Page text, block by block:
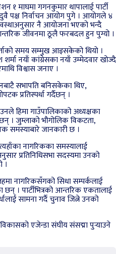
माघमा गगनकुमार थापालाई पार्टी
पक्ष निर्वाचन आयोग पुगे । आयोगले ४
नै आयोजना भएको भन्दै
जीवनमा ठूलै फरबदल हुन पुग्यो ।
समय सम्मुख आइसकेको थियो ।
नयाँ कांग्रेसका नयाँ उम्मेदवार खोज्दै
विश्वास जनाए ।
सभापति बनिसकेका थिए,
प्रतिस्पर्धा गर्दैछन् ।
हिमा गाउँपालिकाको अध्यक्षका
। जुम्लाको भौगोलिक विकटता,
समस्याबारे जानकारी छ ।
नागरिकका समस्यालाई
प्रतिनिधिसभा सदस्यमा उनको
।
नागरिकसँगको सिधा सम्पर्कलाई
। पार्टीभित्रको आन्तरिक एकतालाई
सामना गर्दै चुनाव जित्ने उनको
एजेन्डा संघीय संसद्मा पुर्‍याउने